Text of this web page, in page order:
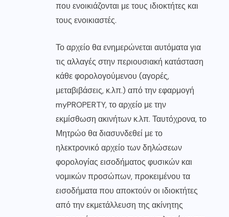
που ενοικιάζονται με τους ιδιοκτήτες και
τους ενοικιαστές.
Το αρχείο θα ενημερώνεται αυτόματα για
τις αλλαγές στην περιουσιακή κατάσταση
κάθε φορολογούμενου (αγορές,
μεταβιβάσεις, κ.λπ.) από την εφαρμογή
myPROPERTY, το αρχείο με την
εκμίσθωση ακινήτων κ.λπ. Ταυτόχρονα, το
Μητρώο θα διασυνδεθεί με το
ηλεκτρονικό αρχείο των δηλώσεων
φορολογίας εισοδήματος φυσικών και
νομικών προσώπων, προκειμένου τα
εισοδήματα που αποκτούν οι ιδιοκτήτες
από την εκμετάλλευση της ακίνητης